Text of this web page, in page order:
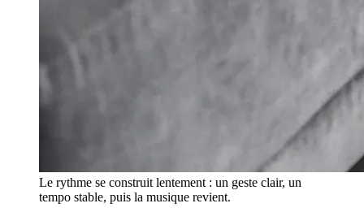
Le rythme se construit lentement : un geste clair, un
tempo stable, puis la musique revient.